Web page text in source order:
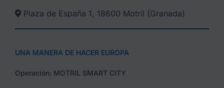
Plaza de España 1, 18600 Motril (Granada)​
UNA MANERA DE HACER EUROPA
Operación: MOTRIL SMART CITY